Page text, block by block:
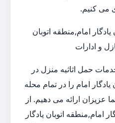
می کنیم.
امام,منطقه اتوبان
و ادارات
حمل اثاثیه منزل در
یادگار امام را در تمام محله
عزیزان ارائه می دهیم. از
امام,منطقه اتوبان یادگار